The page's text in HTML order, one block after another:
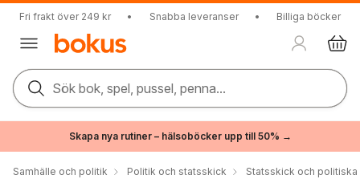
Fri frakt över 249 kr • Snabba leveranser • Billiga böcker
Sök bok, spel, pussel, penna...
Skapa nya rutiner – hälsoböcker upp till 50% →
Samhälle och politik Politik och statsskick Statsskick och